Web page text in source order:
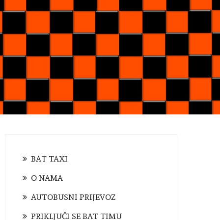
BAT TAXI
O NAMA
AUTOBUSNI PRIJEVOZ
PRIKLJUČI SE BAT TIMU